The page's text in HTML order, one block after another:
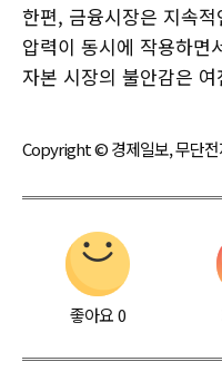
한편, 금융시장은 지속
압력이 동시에 작용하면
자본 시장의 불안감은
Copyright © 경제일보, 무단전
좋아요0